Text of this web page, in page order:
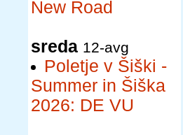
New Road
sreda 12-avg
Poletje v Šiški -
Summer in Šiška
2026: DE VU